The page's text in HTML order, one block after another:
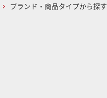
ブランド・商品タイプから探す